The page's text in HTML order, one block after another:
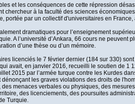
et les conséquences de cette répression
chercheur à la faculté des sciences
portée par un collectif d'universitaires en
dramatiques pour l’enseignement
A l’université d’Ankara, 66 cours ne
d’une thèse ou d’un mémoire.
licenciés le 7 février dernier (184 sur 330)
avait, en janvier 2016, recueilli le soutien de 1
2015 par l’armée turque contre les Kurdes
les graves violations des droits de
menaces verbales ou physiques, des
des licenciements, des poursuites
Turquie.